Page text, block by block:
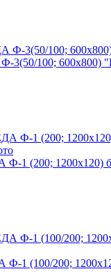
100; 600х800)
1 (200; 1200х120)
1 (100/200;